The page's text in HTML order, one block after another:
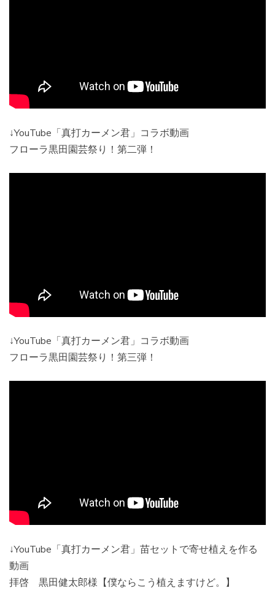
↓YouTube「真打カーメン君」コラボ動画
フローラ黒田園芸祭り！第二弾！
↓YouTube「真打カーメン君」コラボ動画
フローラ黒田園芸祭り！第三弾！
↓YouTube「真打カーメン君」苗セットで寄せ植えを作る
動画
拝啓 黒田健太郎様【僕ならこう植えますけど。】